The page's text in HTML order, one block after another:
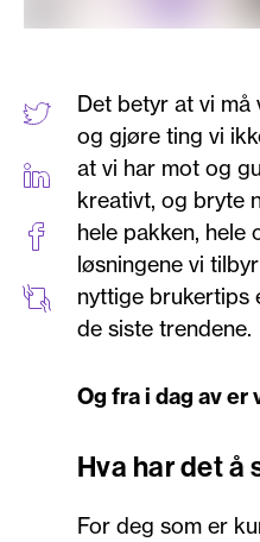
Det betyr at vi må
og gjøre ting vi
at vi har mot og
kreativt, og bryte
hele pakken, hele
løsningene vi
nyttige brukertips
de siste trendene.
Og fra i dag av er
Hva har det å
For deg som er